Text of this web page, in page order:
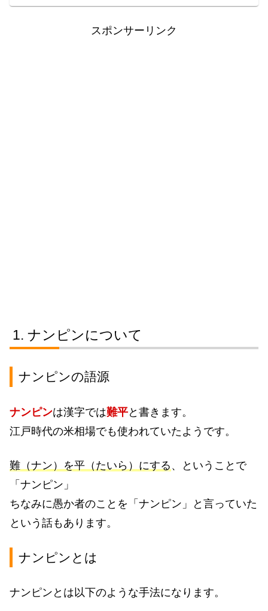
スポンサーリンク
ナンピンについて
ナンピンの語源
ナンピンは漢字では難平と書きます。
江戸時代の米相場でも使われていたようです。
難（ナン）を平（たいら）にする 、ということで
「ナンピン」
ちなみに愚か者のことを「ナンピン」と言っていた
という話もあります。
ナンピンとは
ナンピンとは以下のような手法になります。